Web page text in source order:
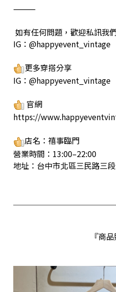
⸻
如有任何問題，歡迎私訊我
IG：@happyevent_vintage
更多穿搭分享
IG：@happyevent_vintage
官網
https://
店名：禧事臨門
營業時間：13:00–22:00
地址：台中市北區三民路三
『商品